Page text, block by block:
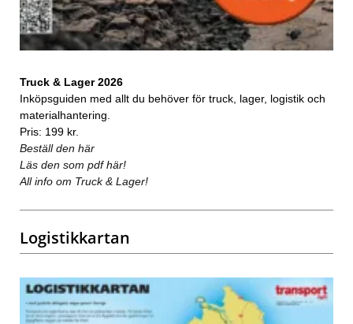
Truck & Lager 2026
Inköpsguiden med allt du behöver för truck, lager, logistik och
materialhantering.
Pris: 199 kr.
Beställ den här
Läs den som pdf här!
All info om Truck & Lager!
Logistikkartan